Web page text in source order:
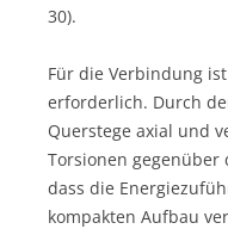
30).
Für die Verbindung
erforderlich. Durch
Querstege axial und
Torsionen gegenüber
dass die
kompakten Aufbau